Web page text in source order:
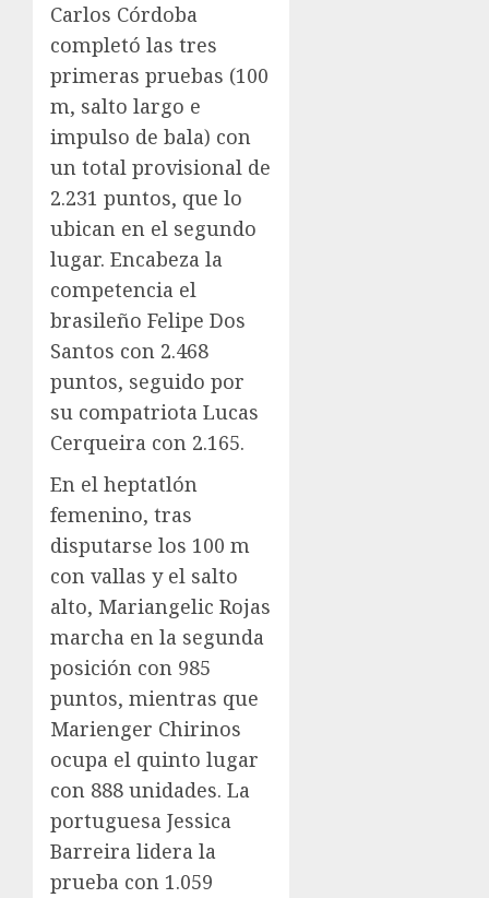
Carlos Córdoba
completó las tres
primeras pruebas (100
m, salto largo e
impulso de bala) con
un total provisional de
2.231 puntos, que lo
ubican en el segundo
lugar. Encabeza la
competencia el
brasileño Felipe Dos
Santos con 2.468
puntos, seguido por
su compatriota Lucas
Cerqueira con 2.165.
En el heptatlón
femenino, tras
disputarse los 100 m
con vallas y el salto
alto, Mariangelic Rojas
marcha en la segunda
posición con 985
puntos, mientras que
Marienger Chirinos
ocupa el quinto lugar
con 888 unidades. La
portuguesa Jessica
Barreira lidera la
prueba con 1.059